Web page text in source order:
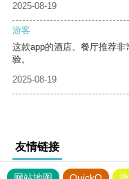
2025-08-19
游客
这款app的酒店、餐厅推荐
验。
2025-08-19
友情链接